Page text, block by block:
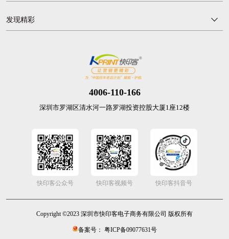
4006-110-166
深圳市罗湖区清水河一路罗湖投资控股大厦1座12楼
快印客公众号 快印客视频号 快印客抖音号
发现精彩
Copyright ©2023 深圳市快印客电子商务有限公司 版权所有
备案号： 粤ICP备09077631号